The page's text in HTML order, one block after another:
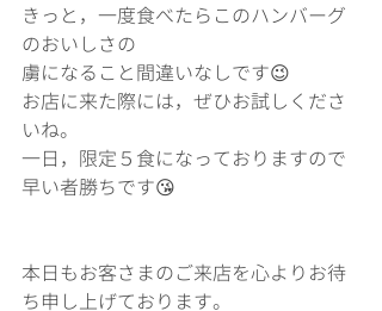
きっと，一度食べたらこのハンバーグ
のおいしさの
虜になること間違いなしです😉
お店に来た際には，ぜひお試しくださ
いね。
一日，限定５食になっておりますので
早い者勝ちです😘
本日もお客さまのご来店を心よりお待
ち申し上げております。